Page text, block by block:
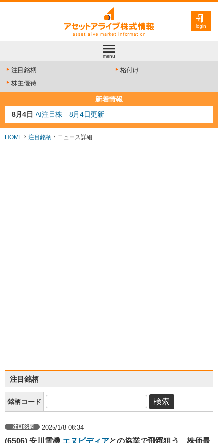
login
menu
注目銘柄
格付け
株主優待
新着情報
8月4日 AI注目株 8月4日更新
8月3日 人気業種注目株 8月3日更新
8月2日 金融注目株 8月2日更新
HOME 注目銘柄 ニュース詳細
注目銘柄
銘柄コード
2025/1/8 08:34
(6506) 安川電機 エヌビディアとの協業で飛躍狙う、株価最